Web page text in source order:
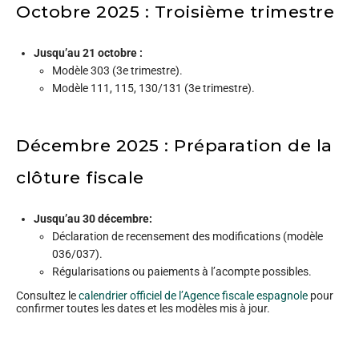
Octobre 2025 : Troisième trimestre
Jusqu’au 21 octobre :
Modèle 303 (3e trimestre).
Modèle 111, 115, 130/131 (3e trimestre).
Décembre 2025 : Préparation de la
clôture fiscale
Jusqu’au 30 décembre:
Déclaration de recensement des modifications (modèle
036/037).
Régularisations ou paiements à l’acompte possibles.
Consultez lecalendrier officiel de l’Agence fiscale espagnole pour
confirmer toutes les dates et les modèles mis à jour.